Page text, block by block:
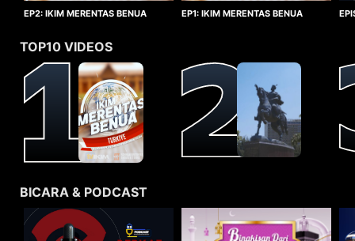
EP2: IKIM MERENTAS BENUA
EP1: IKIM MERENTAS BENUA
TOP10 VIDEOS
BICARA & PODCAST